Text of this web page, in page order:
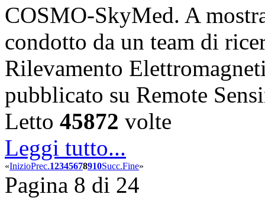
COSMO-SkyMed. A
condotto da un team di
Rilevamento
pubblicato su Remote
Letto 45872 volte
Leggi tutto...
«InizioPrec.12345678910Succ.Fine»
Pagina 8 di 24